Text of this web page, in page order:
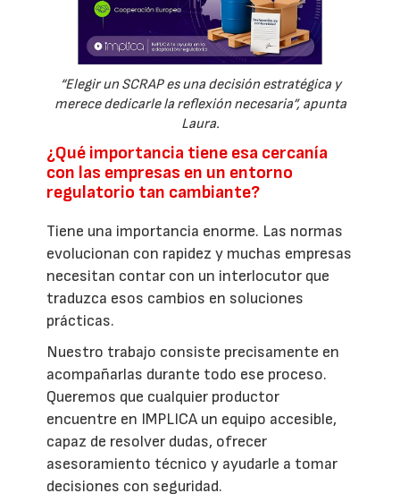
“Elegir un SCRAP es una decisión estratégica y
merece dedicarle la reflexión necesaria”, apunta
Laura.
¿Qué importancia tiene esa cercanía
con las empresas en un entorno
regulatorio tan cambiante?
Tiene una importancia enorme. Las normas
evolucionan con rapidez y muchas empresas
necesitan contar con un interlocutor que
traduzca esos cambios en soluciones
prácticas.
Nuestro trabajo consiste precisamente en
acompañarlas durante todo ese proceso.
Queremos que cualquier productor
encuentre en IMPLICA un equipo accesible,
capaz de resolver dudas, ofrecer
asesoramiento técnico y ayudarle a tomar
decisiones con seguridad.